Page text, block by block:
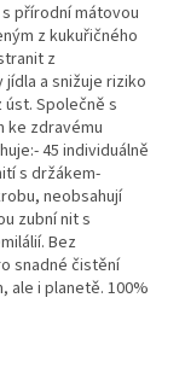
přírodní mátovou
z kukuřičného
z
a snižuje riziko
úst. Společně s
ke zdravému
45 individuálně
s držákem-
neobsahují
zubní nit s
Bez
snadné čistění
ale i planetě. 100%